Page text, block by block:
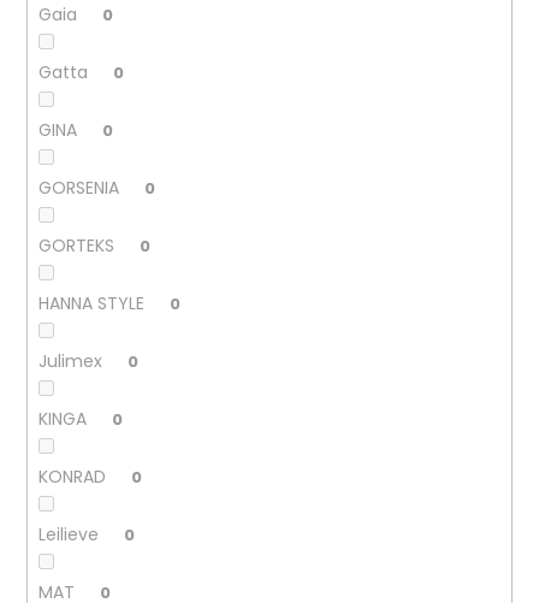
Gaia 0
Gatta 0
GINA 0
GORSENIA 0
GORTEKS 0
HANNA STYLE 0
Julimex 0
KINGA 0
KONRAD 0
Leilieve 0
MAT 0